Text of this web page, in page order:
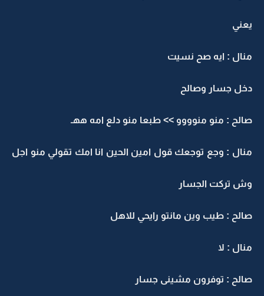
يعني
منال : ايه صح نسيت
دخل جسار وصالح
صالح : منو منوووو >> طبعا منو دلع امه ههـ
منال : وجع توجعك قول امين الحين انا امك تقولي منو اجل
وش تركت الجسار
صالح : طيب وين مانتو رايحي للاهل
منال : لا
صالح : توفرون مشينى جسار